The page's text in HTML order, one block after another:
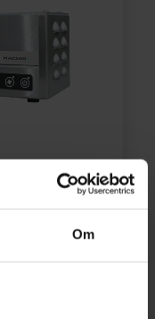
Om